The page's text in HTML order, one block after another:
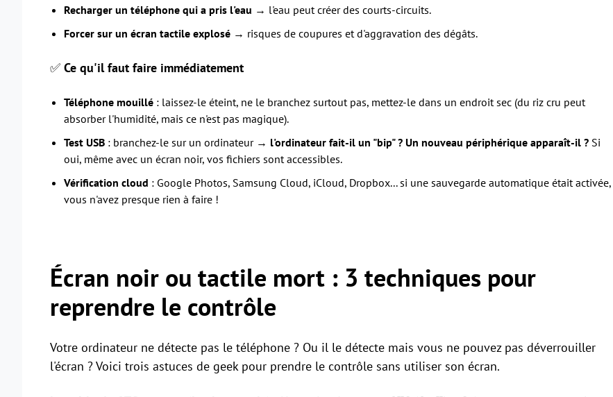
Recharger un téléphone qui a pris l'eau → l'eau peut créer des courts-circuits.
Forcer sur un écran tactile explosé → risques de coupures et d'aggravation des dégâts.
✅ Ce qu'il faut faire immédiatement
Téléphone mouillé : laissez-le éteint, ne le branchez surtout pas, mettez-le dans un endroit sec (du riz cru peut
absorber l'humidité, mais ce n'est pas magique).
Test USB : branchez-le sur un ordinateur → l'ordinateur fait-il un "bip" ? Un nouveau périphérique apparaît-il ? Si
oui, même avec un écran noir, vos fichiers sont accessibles.
Vérification cloud : Google Photos, Samsung Cloud, iCloud, Dropbox... si une sauvegarde automatique était activée,
vous n'avez presque rien à faire !
Écran noir ou tactile mort : 3 techniques pour
reprendre le contrôle
Votre ordinateur ne détecte pas le téléphone ? Ou il le détecte mais vous ne pouvez pas déverrouiller
l'écran ? Voici trois astuces de geek pour prendre le contrôle sans utiliser son écran.